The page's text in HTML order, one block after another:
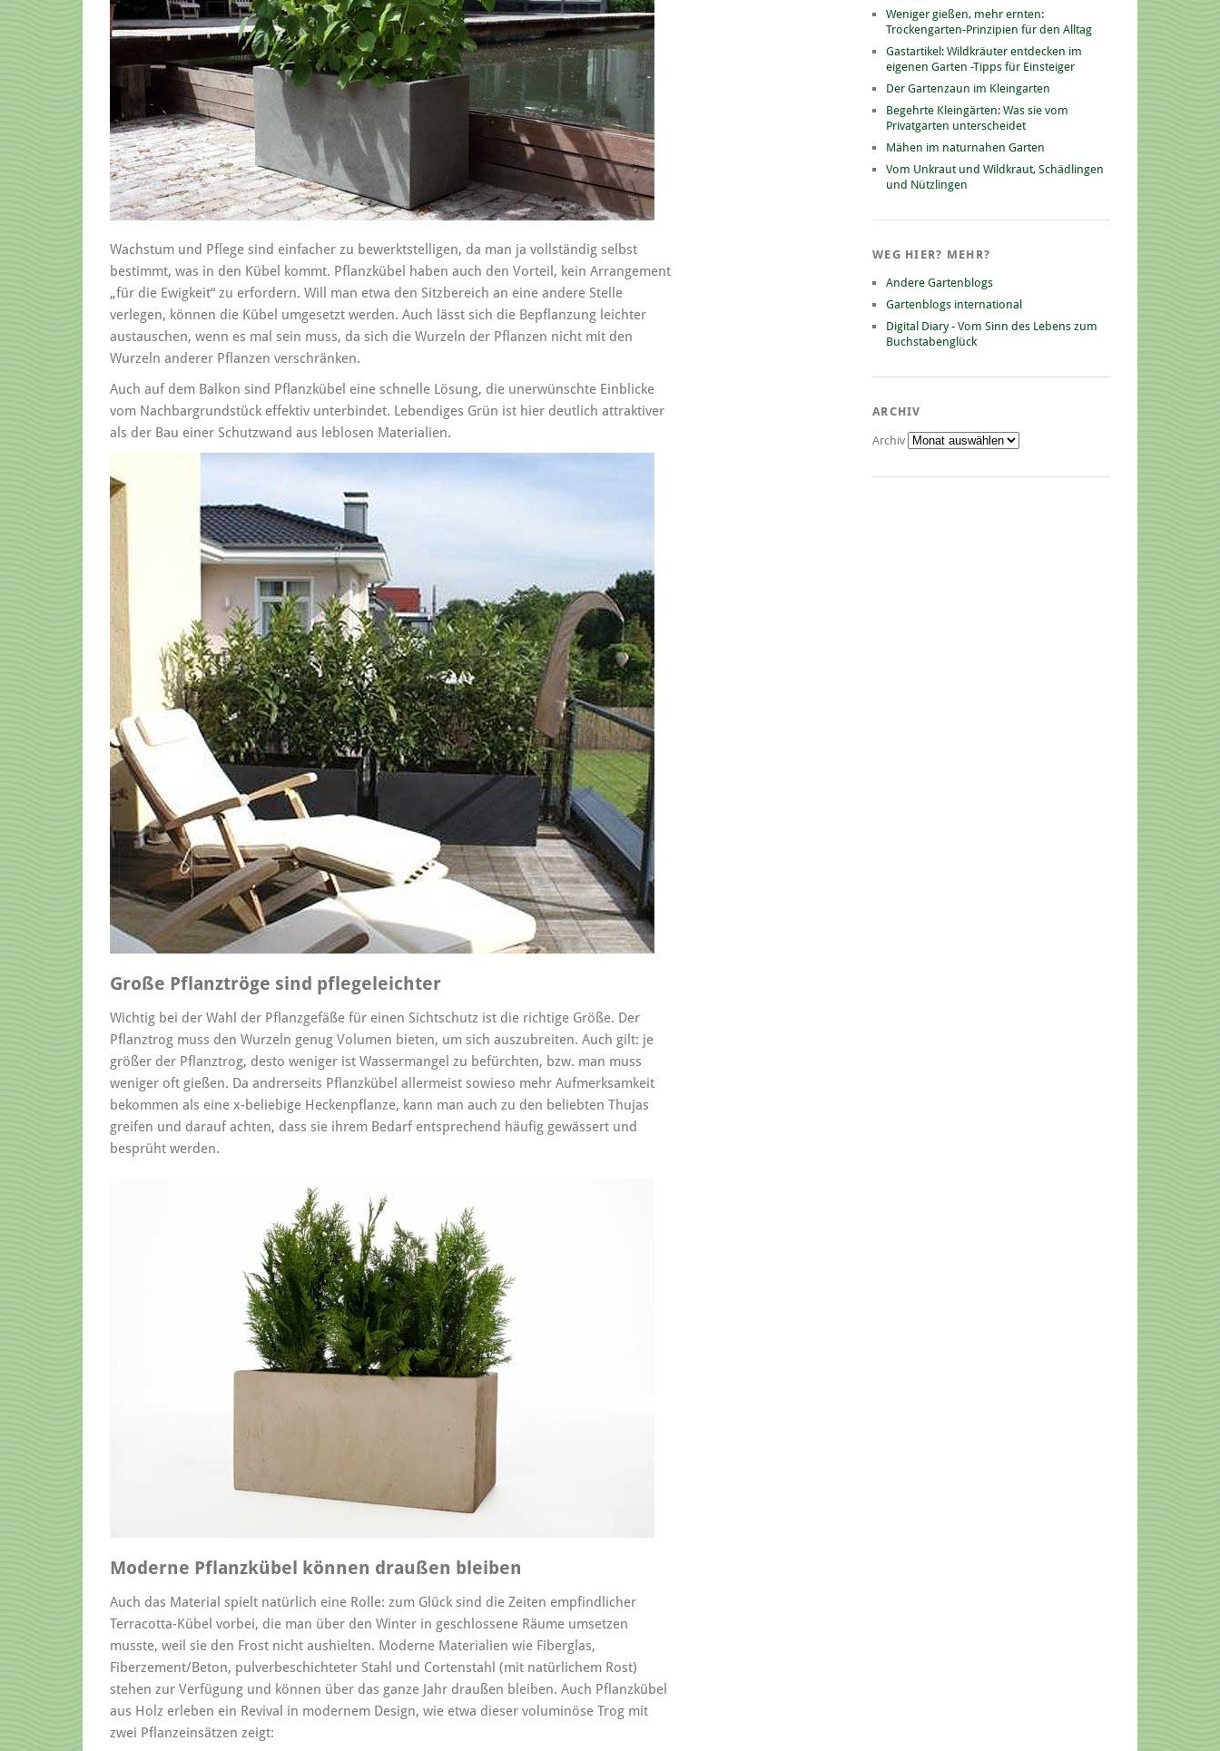
Wachstum und Pflege sind einfacher zu bewerktstelligen, da man ja vollständig selbst
bestimmt, was in den Kübel kommt. Pflanzkübel haben auch den Vorteil, kein Arrangement
„für die Ewigkeit“ zu erfordern. Will man etwa den Sitzbereich an eine andere Stelle
verlegen, können die Kübel umgesetzt werden. Auch lässt sich die Bepflanzung leichter
austauschen, wenn es mal sein muss, da sich die Wurzeln der Pflanzen nicht mit den
Wurzeln anderer Pflanzen verschränken.
Auch auf dem Balkon sind Pflanzkübel eine schnelle Lösung, die unerwünschte Einblicke
vom Nachbargrundstück effektiv unterbindet. Lebendiges Grün ist hier deutlich attraktiver
als der Bau einer Schutzwand aus leblosen Materialien.
Große Pflanztröge sind pflegeleichter
Wichtig bei der Wahl der Pflanzgefäße für einen Sichtschutz ist die richtige Größe. Der
Pflanztrog muss den Wurzeln genug Volumen bieten, um sich auszubreiten. Auch gilt: je
größer der Pflanztrog, desto weniger ist Wassermangel zu befürchten, bzw. man muss
weniger oft gießen. Da andrerseits Pflanzkübel allermeist sowieso mehr Aufmerksamkeit
bekommen als eine x-beliebige Heckenpflanze, kann man auch zu den beliebten Thujas
greifen und darauf achten, dass sie ihrem Bedarf entsprechend häufig gewässert und
besprüht werden.
Moderne Pflanzkübel können draußen bleiben
Auch das Material spielt natürlich eine Rolle: zum Glück sind die Zeiten empfindlicher
Terracotta-Kübel vorbei, die man über den Winter in geschlossene Räume umsetzen
musste, weil sie den Frost nicht aushielten. Moderne Materialien wie Fiberglas,
Fiberzement/Beton, pulverbeschichteter Stahl und Cortenstahl (mit natürlichem Rost)
stehen zur Verfügung und können über das ganze Jahr draußen bleiben. Auch Pflanzkübel
aus Holz erleben ein Revival in modernem Design, wie etwa dieser voluminöse Trog mit
zwei Pflanzeinsätzen zeigt:
Weniger gießen, mehr ernten:
Trockengarten-Prinzipien für den Alltag
Gastartikel: Wildkräuter entdecken im
eigenen Garten -Tipps für Einsteiger
Der Gartenzaun im Kleingarten
Begehrte Kleingärten: Was sie vom
Privatgarten unterscheidet
Mähen im naturnahen Garten
Vom Unkraut und Wildkraut, Schädlingen
und Nützlingen
WEG HIER? MEHR?
Andere Gartenblogs
Gartenblogs international
Digital Diary - Vom Sinn des Lebens zum
Buchstabenglück
ARCHIV
Archiv